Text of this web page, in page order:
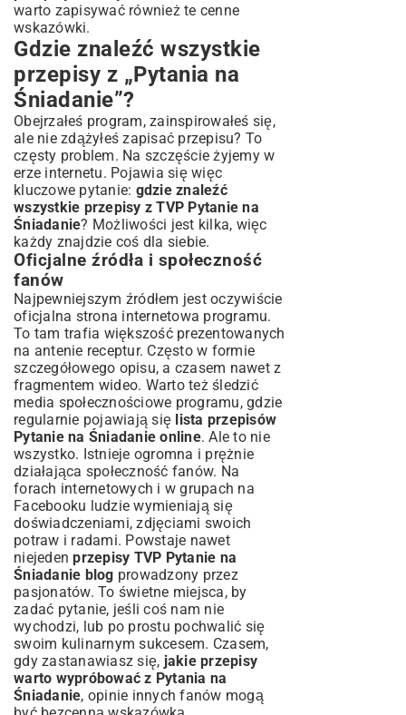
warto zapisywać również te cenne
wskazówki.
Gdzie znaleźć wszystkie
przepisy z „Pytania na
Śniadanie”?
Obejrzałeś program, zainspirowałeś się,
ale nie zdążyłeś zapisać przepisu? To
częsty problem. Na szczęście żyjemy w
erze internetu. Pojawia się więc
kluczowe pytanie: gdzie znaleźć
wszystkie przepisy z TVP Pytanie na
Śniadanie? Możliwości jest kilka, więc
każdy znajdzie coś dla siebie.
Oficjalne źródła i społeczność
fanów
Najpewniejszym źródłem jest oczywiście
oficjalna strona internetowa programu.
To tam trafia większość prezentowanych
na antenie receptur. Często w formie
szczegółowego opisu, a czasem nawet z
fragmentem wideo. Warto też śledzić
media społecznościowe programu, gdzie
regularnie pojawiają się lista przepisów
Pytanie na Śniadanie online. Ale to nie
wszystko. Istnieje ogromna i prężnie
działająca społeczność fanów. Na
forach internetowych i w grupach na
Facebooku ludzie wymieniają się
doświadczeniami, zdjęciami swoich
potraw i radami. Powstaje nawet
niejedenprzepisy TVP Pytanie na
Śniadanie blog prowadzony przez
pasjonatów. To świetne miejsca, by
zadać pytanie, jeśli coś nam nie
wychodzi, lub po prostu pochwalić się
swoim kulinarnym sukcesem. Czasem,
gdy zastanawiasz się, jakie przepisy
warto wypróbować z Pytania na
Śniadanie, opinie innych fanów mogą